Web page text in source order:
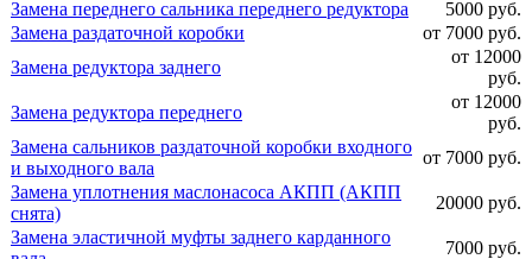
Замена переднего сальника переднего редуктора
5000 руб.
Замена раздаточной коробки
от 7000 руб.
Замена редуктора заднего
от 12000
руб.
Замена редуктора переднего
от 12000
руб.
Замена сальников раздаточной коробки входного
и выходного вала
от 7000 руб.
Замена уплотнения маслонасоса АКПП (АКПП
снята)
20000 руб.
Замена эластичной муфты заднего карданного
7000 руб.